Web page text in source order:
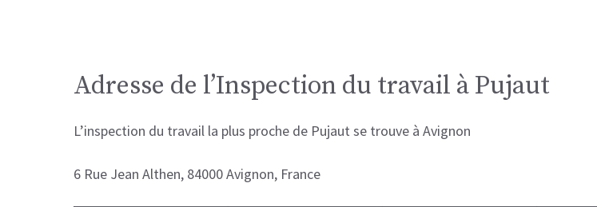
Adresse de l’Inspection du travail à Pujaut
L’inspection du travail la plus proche de Pujaut se trouve à Avignon
6 Rue Jean Althen, 84000 Avignon, France